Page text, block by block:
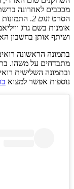
מככבים לאחרונה
הסרט ונום 2
.
ושיתף אותן בחשבון
בתמונה הראשונה
מתבדחים על משהו.
ובתמונה השלישית
נוספות אפשר למצוא